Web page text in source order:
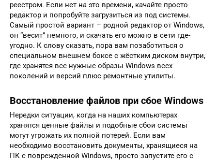
реестром. Если нет на это времени, качайте просто
редактор и попробуйте загрузиться из под системы.
Самый простой вариант – родной редактор от Windows,
он “весит” немного, и скачать его можно в сети где-
угодно. К слову сказать, пора вам позаботиться о
специальном внешнем боксе с жёстким диском внутри,
где хранятся все нужные образы Windows всех
поколений и версий плюс ремонтные утилиты.
Восстановление файлов при сбое Windows
Нередки ситуации, когда на наших компьютерах
хранятся ценные файлы и подобные сбои системы
могут угрожать их полной потерей. Если вам
необходимо восстановить документы, хранящиеся на
ПК с поврежденной Windows, просто запустите его с